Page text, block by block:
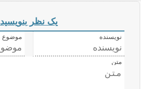
یک نظر بنویسید
نویسنده موضوع
متن